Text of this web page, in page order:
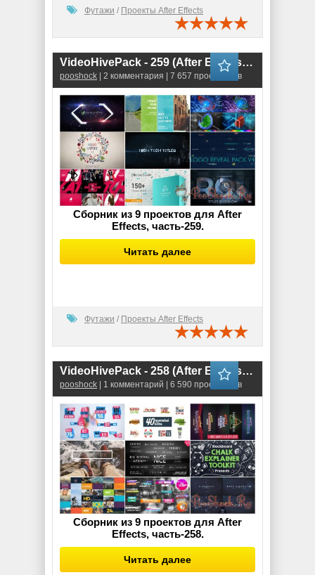
Футажи / Проекты After Effects
VideoHivePack - 259 (After Effects Projects Pack)
pooshock | 2 комментария | 7 657 просмотров
Сборник из 9 проектов для After
Effects, часть-259.
Читать далее
Футажи / Проекты After Effects
VideoHivePack - 258 (After Effects Projects Pack)
pooshock | 1 комментарий | 6 590 просмотров
Сборник из 9 проектов для After
Effects, часть-258.
Читать далее